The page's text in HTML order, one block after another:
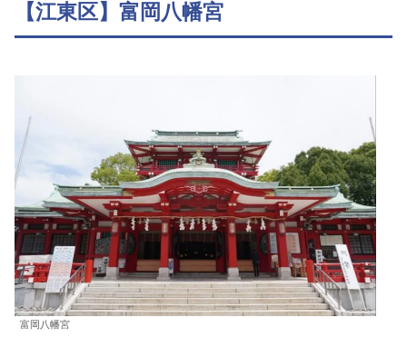
【江東区】富岡八幡宮
富岡八幡宮